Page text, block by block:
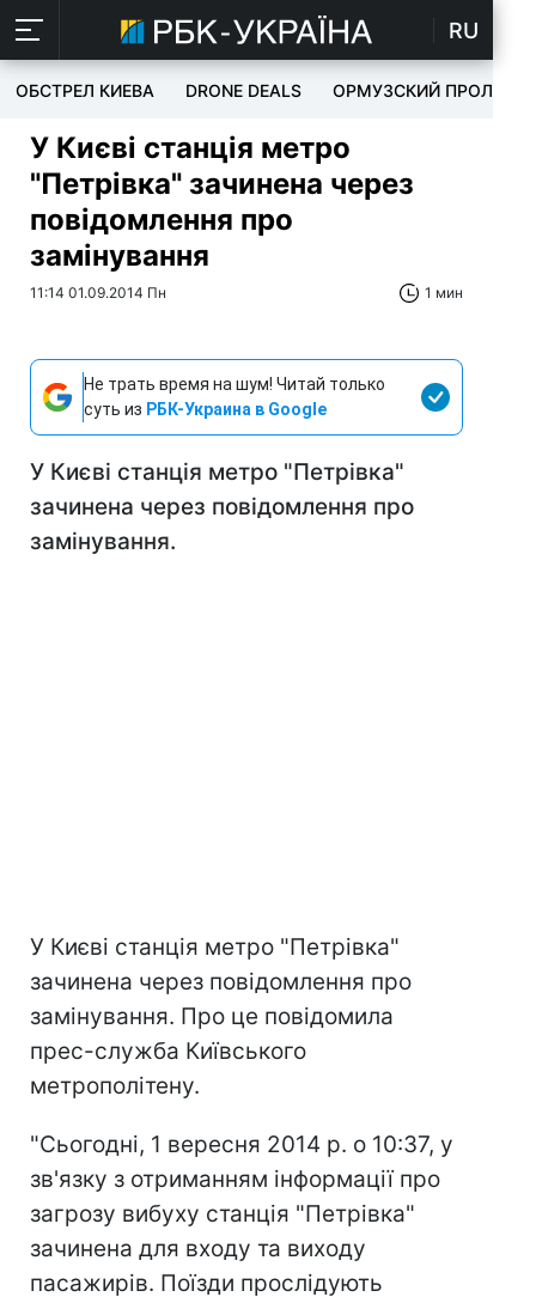
RU
ОБСТРЕЛ КИЕВА DRONE DEALS ОРМУЗСКИЙ ПРОЛИВ
У Києві станція метро
"Петрівка" зачинена через
повідомлення про
замінування
11:14 01.09.2014 Пн 1 мин
Не трать время на шум! Читай только
суть из РБК-Украина в Google
У Києві станція метро "Петрівка"
зачинена через повідомлення про
замінування.
У Києві станція метро "Петрівка"
зачинена через повідомлення про
замінування. Про це повідомила
прес-служба Київського
метрополітену.
"Сьогодні, 1 вересня 2014 р. о 10:37, у
зв'язку з отриманням інформації про
загрозу вибуху станція "Петрівка"
зачинена для входу та виходу
пасажирів. Поїзди прослідують